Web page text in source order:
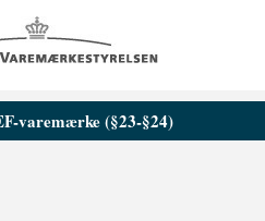
varemærke (§23-§24)